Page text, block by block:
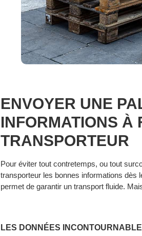
ENVOYER UNE
INFORMATIONS À
TRANSPORTEUR
Pour éviter tout contretemps, ou tout
transporteur les bonnes informations dès
permet de garantir un transport fluide.
LES DONNÉES